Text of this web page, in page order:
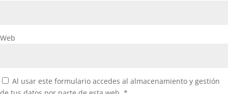
Web
Al usar este formulario accedes al almacenamiento y gestión